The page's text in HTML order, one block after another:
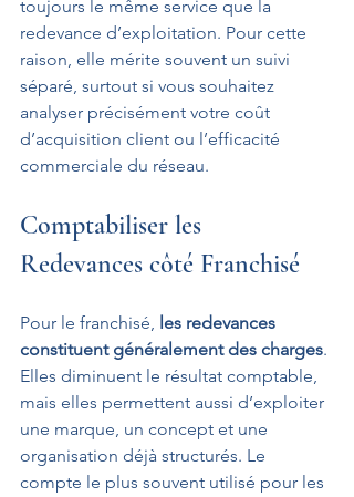
toujours le même service que la
redevance d’exploitation. Pour cette
raison, elle mérite souvent un suivi
séparé, surtout si vous souhaitez
analyser précisément votre coût
d’acquisition client ou l’efficacité
commerciale du réseau.
Comptabiliser les
Redevances côté Franchisé
Pour le franchisé, les redevances
constituent généralement des charges.
Elles diminuent le résultat comptable,
mais elles permettent aussi d’exploiter
une marque, un concept et une
organisation déjà structurés. Le
compte le plus souvent utilisé pour les